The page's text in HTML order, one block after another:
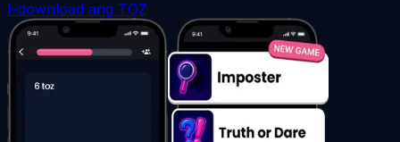
I-download ang TOZ